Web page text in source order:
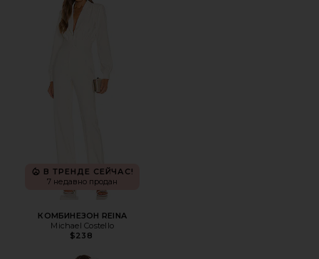
В ТРЕНДЕ СЕЙЧАС!
7 недавно продан
КОМБИНЕЗОН REINA
Michael Costello
$238